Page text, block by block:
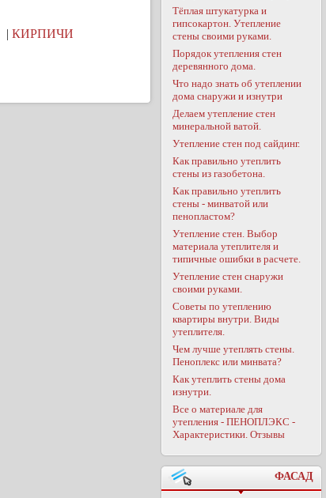
| КИРПИЧИ
Тёплая штукатурка и
гипсокартон. Утепление
стены своими руками.
Порядок утепления стен
деревянного дома.
Что надо знать об утеплении
дома снаружи и изнутри
Делаем утепление стен
минеральной ватой.
Утепление стен под сайдинг.
Как правильно утеплить
стены из газобетона.
Как правильно утеплить
стены - минватой или
пенопластом?
Утепление стен. Выбор
материала утеплителя и
типичные ошибки в расчете.
Утепление стен снаружи
своими руками.
Советы по утеплению
квартиры внутри. Виды
утеплителя.
Чем лучше утеплять стены.
Пеноплекс или минвата?
Как утеплить стены дома
изнутри.
Все о материале для
утепления - ПЕНОПЛЭКС -
Характеристики. Отзывы
ФАСАД